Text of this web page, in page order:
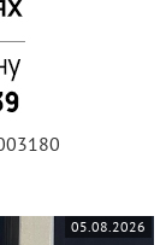
05.08.2026